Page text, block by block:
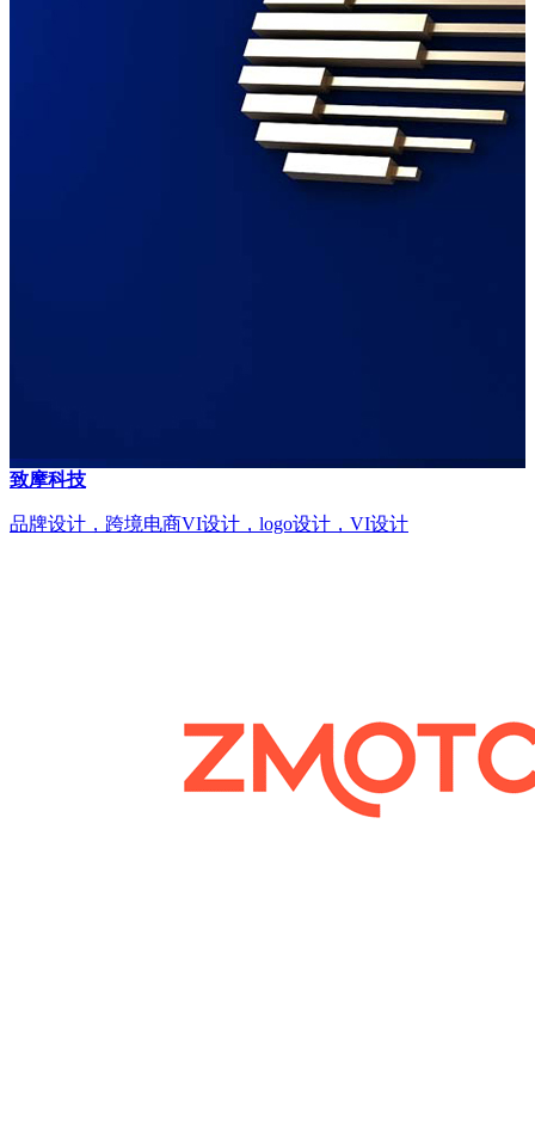
致摩科技
品牌设计，跨境电商VI设计，logo设计，VI设计